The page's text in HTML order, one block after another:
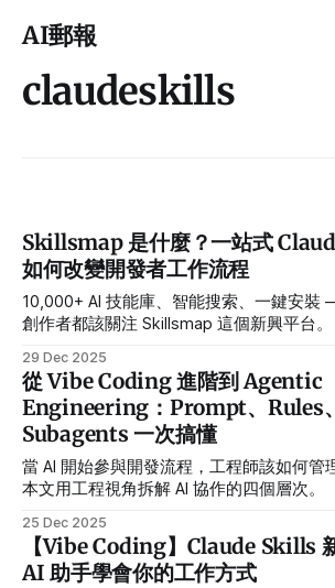
AI郵報
claudeskills
Skillsmap 是什麼？一站式
如何改變開發者工作流程
10,000+ AI 技能庫、智能搜索、一鍵安裝
創作者都該關注 Skillsmap 這個新興平台。
29 Dec 2025
從 Vibe Coding 進階到 Agentic
Engineering：Prompt、Rules
Subagents 一次搞懂
當 AI 開始參與開發流程，工程師該如何管
本文用工程視角拆解 AI 協作的四個層次。
25 Dec 2025
【Vibe Coding】Claude Skills
AI 助手學會你的工作方式